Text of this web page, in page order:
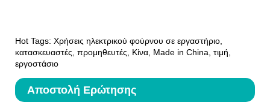
Hot Tags: Χρήσεις ηλεκτρικού φούρνου σε εργαστήριο,
κατασκευαστές, προμηθευτές, Κίνα, Made in China, τιμή,
εργοστάσιο
Αποστολή Ερώτησης